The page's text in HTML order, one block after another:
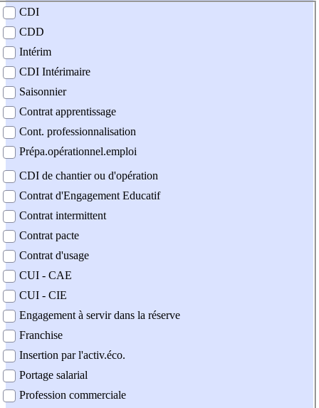
contrat
CDI
CDD
Intérim
CDI Intérimaire
Saisonnier
Contrat apprentissage
Cont. professionnalisation
Prépa.opérationnel.emploi
CDI de chantier ou d'opération
Contrat d'Engagement Educatif
Contrat intermittent
Contrat pacte
Contrat d'usage
CUI - CAE
CUI - CIE
Engagement à servir dans la réserve
Franchise
Insertion par l'activ.éco.
Portage salarial
Profession commerciale